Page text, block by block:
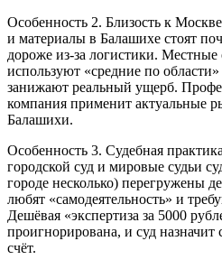
Особенность 2. Близость к
и материалы в Балашихе стоят
дороже из-за логистики.
используют «средние по
занижают реальный ущерб.
компания применит актуальные
Балашихи.
Особенность 3. Судебная
городской суд и мировые судьи
городе несколько) перегружены
любят «самодеятельность» и
Дешёвая «экспертиза за 5000
проигнорирована, и суд назначит
счёт.